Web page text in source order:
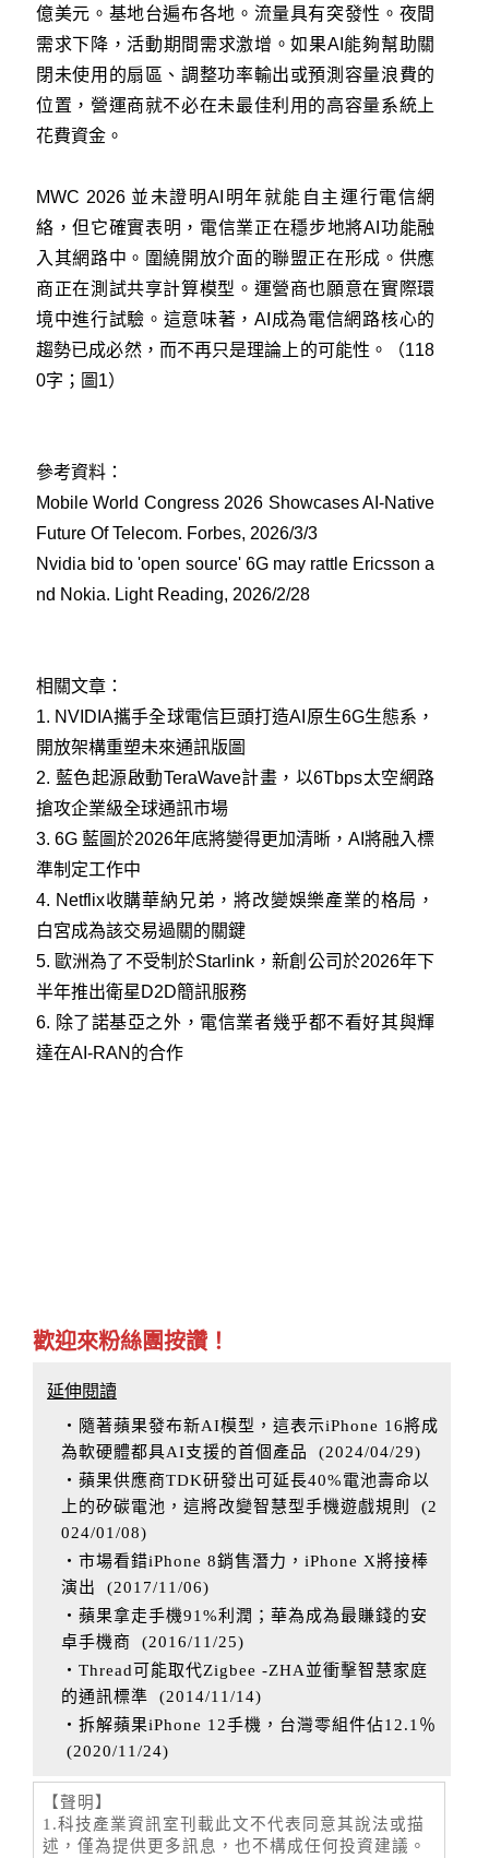
億美元。基地台遍布各地。流量具有突發性。夜間
需求下降，活動期間需求激增。如果AI能夠幫助關
閉未使用的扇區、調整功率輸出或預測容量浪費的
位置，營運商就不必在未最佳利用的高容量系統上
花費資金。
MWC 2026 並未證明AI明年就能自主運行電信網
絡，但它確實表明，電信業正在穩步地將AI功能融
入其網路中。圍繞開放介面的聯盟正在形成。供應
商正在測試共享計算模型。運營商也願意在實際環
境中進行試驗。這意味著，AI成為電信網路核心的
趨勢已成必然，而不再只是理論上的可能性。（118
0字；圖1）
參考資料：
Mobile World Congress 2026 Showcases AI-Native
Future Of Telecom. Forbes, 2026/3/3
Nvidia bid to 'open source' 6G may rattle Ericsson a
nd Nokia. Light Reading, 2026/2/28
相關文章：
1. NVIDIA攜手全球電信巨頭打造AI原生6G生態系，
開放架構重塑未來通訊版圖
2. 藍色起源啟動TeraWave計畫，以6Tbps太空網路
搶攻企業級全球通訊市場
3.6G 藍圖於2026年底將變得更加清晰，AI將融入標
準制定工作中
4. Netflix收購華納兄弟，將改變娛樂產業的格局，
白宮成為該交易過關的關鍵
5. 歐洲為了不受制於Starlink，新創公司於2026年下
半年推出衛星D2D簡訊服務
6. 除了諾基亞之外，電信業者幾乎都不看好其與輝
達在AI-RAN的合作
歡迎來粉絲團按讚！
延伸閱讀
‧隨著蘋果發布新AI模型，這表示iPhone 16將成
為軟硬體都具AI支援的首個產品
(2024/04/29)
‧蘋果供應商TDK研發出可延長40%電池壽命以
上的矽碳電池，這將改變智慧型手機遊戲規則
(2
024/01/08)
‧市場看錯iPhone 8銷售潛力，iPhone X將接棒
演出
(2017/11/06)
‧蘋果拿走手機91%利潤；華為成為最賺錢的安
卓手機商
(2016/11/25)
‧Thread可能取代Zigbee -ZHA並衝擊智慧家庭
的通訊標準 (2014/11/14)
‧拆解蘋果iPhone 12手機，台灣零組件佔12.1％
(2020/11/24)
【聲明】
1.科技產業資訊室刊載此文不代表同意其說法或描
述，僅為提供更多訊息，也不構成任何投資建議。